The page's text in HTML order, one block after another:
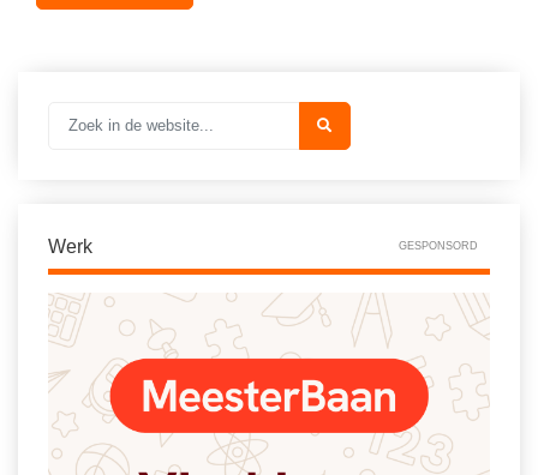
Werk GESPONSORD